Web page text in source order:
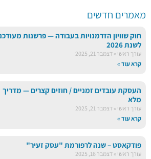
מאמרים חדשים
חוק שוויון הזדמנויות בעבודה — פרשנות
לשנת 2026
עורך ראשי
דצמבר 21, 2025
קרא עוד »
העסקת עובדים זמניים / חוזים קצרים — מדריך
מלא
עורך ראשי
דצמבר 21, 2025
קרא עוד »
פודקאסט – שנה לרפורמת "עסק זעיר"
עורך ראשי
דצמבר 16, 2025